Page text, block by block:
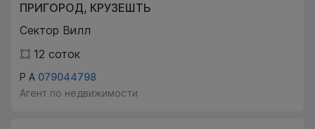
ПРИГОРОД, КРУЗЕШТЬ
Сектор Вилл
12 соток
Р А 079044798
Агент по недвижимости